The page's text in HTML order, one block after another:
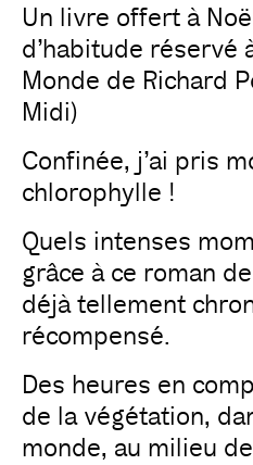
Un livre offert à
d’habitude réservé
Monde de Richard
Midi)
Confinée, j’ai pris
chlorophylle !
Quels intenses
grâce à ce roman
déjà tellement
récompensé.
Des heures en
de la végétation,
monde, au milieu